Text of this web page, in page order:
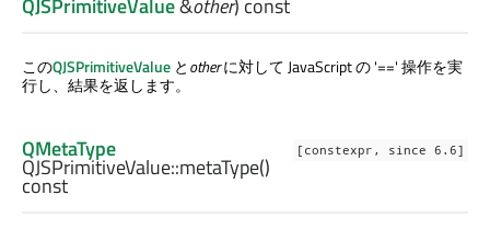
QJSPrimitiveValue&other) const
このQJSPrimitiveValue とotherに対して JavaScript の '==' 操作を実
行し、結果を返します。
[constexpr, since 6.6]
QMetaType
QJSPrimitiveValue::metaType()
const